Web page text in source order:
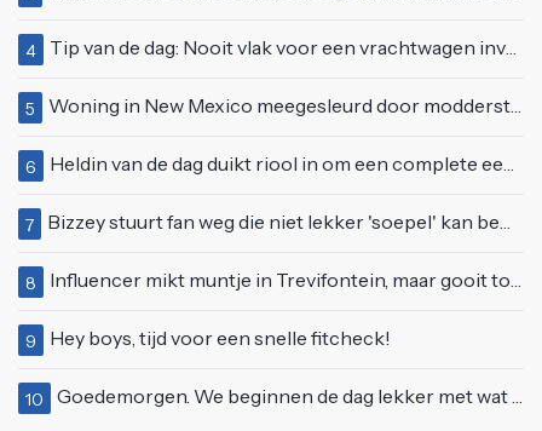
4 Tip van de dag: Nooit vlak voor een vrachtwagen invoegen
5 Woning in New Mexico meegesleurd door modderstroom
6 Heldin van de dag duikt riool in om een complete eendenfamilie te redden
7 Bizzey stuurt fan weg die niet lekker 'soepel' kan bewegen op podium
8 Influencer mikt muntje in Trevifontein, maar gooit toerist bijna knock-out
9 Hey boys, tijd voor een snelle fitcheck!
10 Goedemorgen. We beginnen de dag lekker met wat rek- en strekoefeningen